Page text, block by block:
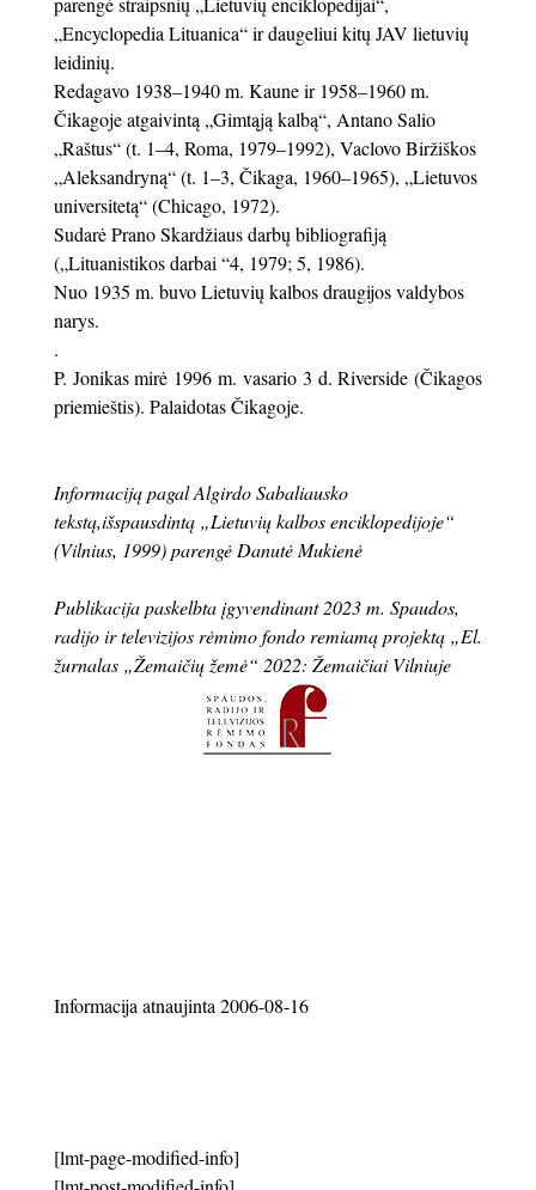
„Encyclopedia Lituanica“ ir daugeliui kitų JAV lietuvių
leidinių.
Redagavo 1938–1940 m. Kaune ir 1958–1960 m.
Čikagoje atgaivintą „Gimtąją kalbą“, Antano Salio
„Raštus“ (t. 1–4, Roma, 1979–1992), Vaclovo Biržiškos
„Aleksandryną“ (t. 1–3, Čikaga, 1960–1965), „Lietuvos
universitetą“ (Chicago, 1972).
Sudarė Prano Skardžiaus darbų bibliografiją
(„Lituanistikos darbai “4, 1979; 5, 1986).
Nuo 1935 m. buvo Lietuvių kalbos draugijos valdybos
narys.
.
P. Jonikas mirė 1996 m. vasario 3 d. Riverside (Čikagos
priemieštis). Palaidotas Čikagoje.
Informaciją pagal Algirdo Sabaliausko
tekstą,išspausdintą „Lietuvių kalbos enciklopedijoje“
(Vilnius, 1999) parengė Danutė Mukienė
Publikacija paskelbta įgyvendinant 2023 m. Spaudos,
radijo ir televizijos rėmimo fondo remiamą projektą „El.
žurnalas „Žemaičių žemė“ 2022: Žemaičiai Vilniuje
Informacija atnaujinta 2006-08-16
[lmt-page-modified-info]